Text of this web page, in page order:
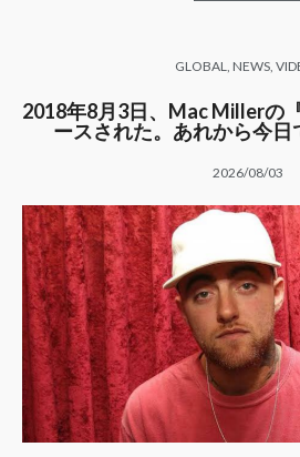
GLOBAL, NEWS,
2018年8月3日、Mac Millerの
ースされた。あれから今日
2026/08/03